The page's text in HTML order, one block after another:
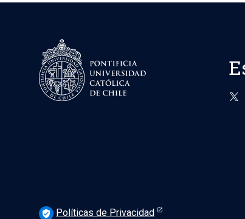
verified_user Políticas de Privacidad